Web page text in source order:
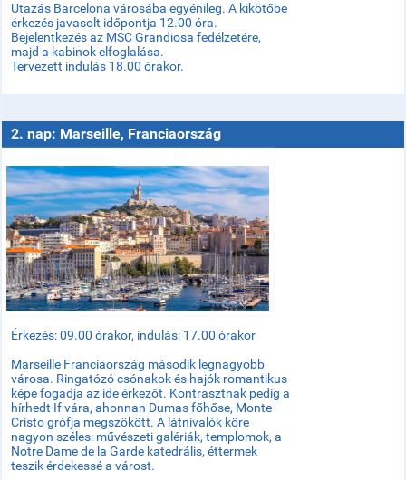
Utazás Barcelona városába egyénileg. A kikötőbe
érkezés javasolt időpontja 12.00 óra.
Bejelentkezés az MSC Grandiosa fedélzetére,
majd a kabinok elfoglalása.
Tervezett indulás 18.00 órakor.
2. nap: Marseille, Franciaország
Érkezés: 09.00 órakor, indulás: 17.00 órakor
Marseille Franciaország második legnagyobb
városa. Ringatózó csónakok és hajók romantikus
képe fogadja az ide érkezőt. Kontrasztnak pedig a
hírhedt If vára, ahonnan Dumas főhőse, Monte
Cristo grófja megszökött. A látnivalók köre
nagyon széles: művészeti galériák, templomok, a
Notre Dame de la Garde katedrális, éttermek
teszik érdekessé a várost.